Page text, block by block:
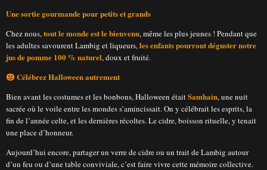
Une sortie gourmande pour petits et grands
Chez nous,tout le monde est le bienvenu, même les plus jeunes ! Pendant que
les adultes savourent Lambig et liqueurs,les enfants pourront déguster notre
jus de pomme 100 % naturel, doux et fruité.
Célébrez Halloween autrement
Bien avant les costumes et les bonbons, Halloween étaitSamhain, une nuit
sacrée où le voile entre les mondes s’amincissait. On y célébrait les esprits, la
fin de l’année celte, et les dernières récoltes. Le cidre, boisson rituelle, y tenait
une place d’honneur.
Aujourd’hui encore, partager un verre de cidre ou un trait de Lambig autour
d’un feu ou d’une table conviviale, c’est faire vivre cette mémoire collective.